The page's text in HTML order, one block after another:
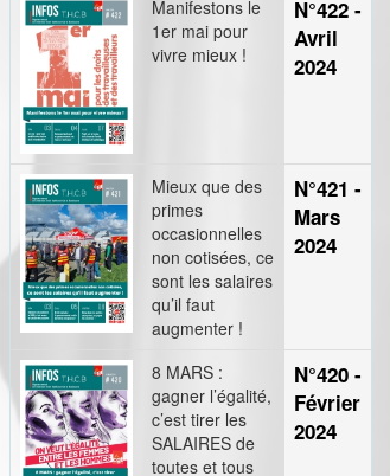
Manifestons le
1er mai pour
vivre mieux !
N°422 -
Avril
2024
Mieux que des
primes
occasionnelles
non cotisées, ce
sont les salaires
qu’il faut
augmenter !
N°421 -
Mars
2024
8 MARS :
gagner l’égalité,
c’est tirer les
SALAIRES de
toutes et tous
N°420 -
Février
2024